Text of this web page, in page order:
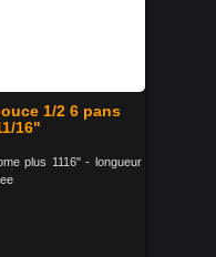
1/2 6 pans
16"
plus 1116" - longueur